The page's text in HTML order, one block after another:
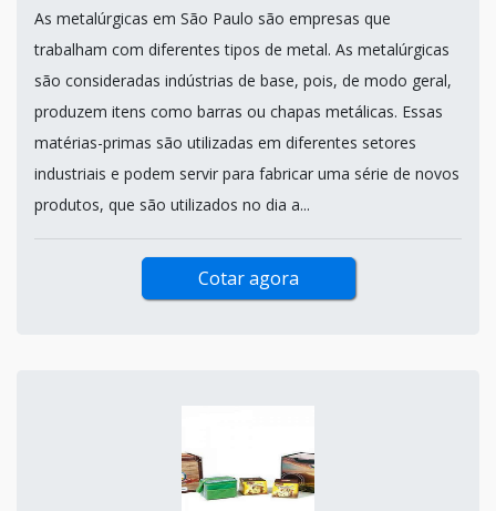
As metalúrgicas em São Paulo são empresas que
trabalham com diferentes tipos de metal. As metalúrgicas
são consideradas indústrias de base, pois, de modo geral,
produzem itens como barras ou chapas metálicas. Essas
matérias-primas são utilizadas em diferentes setores
industriais e podem servir para fabricar uma série de novos
produtos, que são utilizados no dia a...
Cotar agora